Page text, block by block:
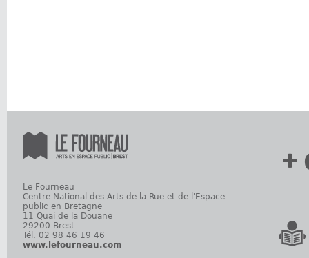
Le Fourneau
Centre National des Arts de la Rue et de l'Espace
public en Bretagne
11 Quai de la Douane
29200 Brest
Tél. 02 98 46 19 46
www.lefourneau.com
+